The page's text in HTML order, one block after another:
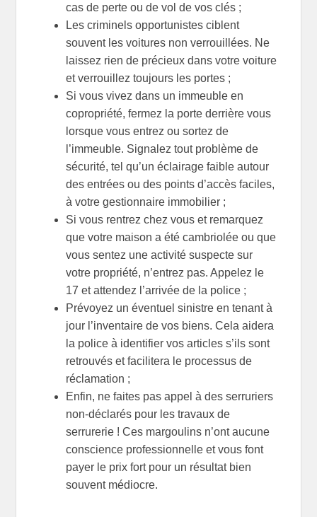
cas de perte ou de vol de vos clés ;
Les criminels opportunistes ciblent
souvent les voitures non verrouillées. Ne
laissez rien de précieux dans votre voiture
et verrouillez toujours les portes ;
Si vous vivez dans un immeuble en
copropriété, fermez la porte derrière vous
lorsque vous entrez ou sortez de
l’immeuble. Signalez tout problème de
sécurité, tel qu’un éclairage faible autour
des entrées ou des points d’accès faciles,
à votre gestionnaire immobilier ;
Si vous rentrez chez vous et remarquez
que votre maison a été cambriolée ou que
vous sentez une activité suspecte sur
votre propriété, n’entrez pas. Appelez le
17 et attendez l’arrivée de la police ;
Prévoyez un éventuel sinistre en tenant à
jour l’inventaire de vos biens. Cela aidera
la police à identifier vos articles s’ils sont
retrouvés et facilitera le processus de
réclamation ;
Enfin, ne faites pas appel à des serruriers
non-déclarés pour les travaux de
serrurerie ! Ces margoulins n’ont aucune
conscience professionnelle et vous font
payer le prix fort pour un résultat bien
souvent médiocre.